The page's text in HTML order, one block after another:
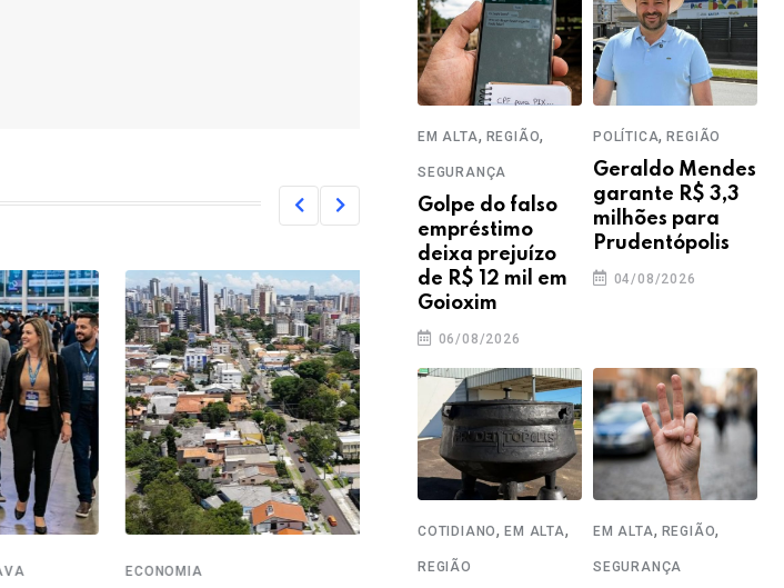
COTIDIANO, EM ALTA
EM ALTA, REGIÃO,
SEGURANÇA
Golpe do falso
empréstimo
deixa prejuízo
de R$ 12 mil em
Goioxim
06/08/2026
POLÍTICA,REGIÃO
Geraldo Mendes
garante R$ 3,3
milhões para
Prudentópolis
04/08/2026
COTIDIANO,EM ALTA,
REGIÃO
EM ALTA, REGIÃO,
SEGURANÇA